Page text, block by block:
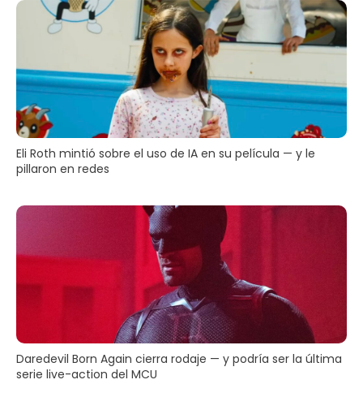
Eli Roth mintió sobre el uso de IA en su película — y le
pillaron en redes
Daredevil Born Again cierra rodaje — y podría ser la última
serie live-action del MCU